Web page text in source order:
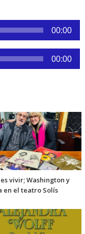
00:00
00:00
vivir; Washington y
en el teatro Solís